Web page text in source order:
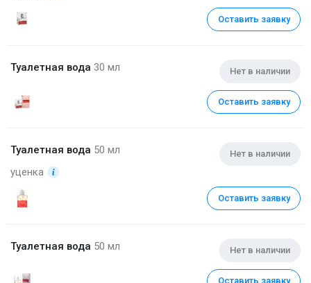
Оставить заявку
Туалетная вода 30 мл Нет в наличии
Оставить заявку
Туалетная вода 50 мл
уценка
Нет в наличии
Оставить заявку
Туалетная вода 50 мл Нет в наличии
Оставить заявку